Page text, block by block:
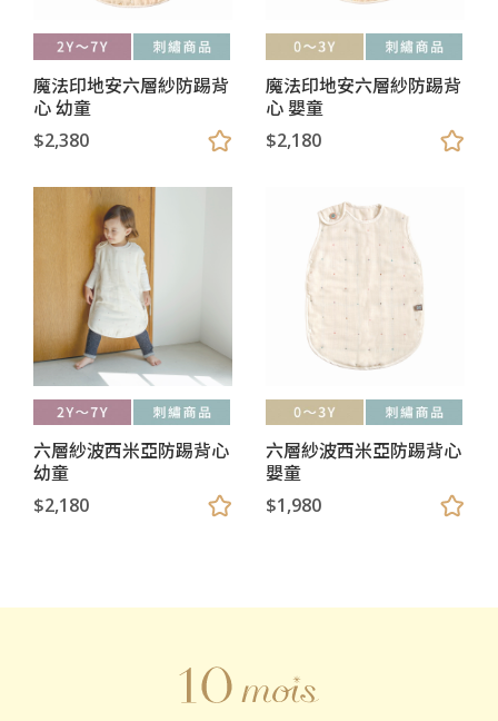
魔法印地安六層紗防踢背
心 幼童
$2,380
魔法印地安六層紗防踢背
心 嬰童
$2,180
六層紗波西米亞防踢背心
幼童
$2,180
六層紗波西米亞防踢背心
嬰童
$1,980